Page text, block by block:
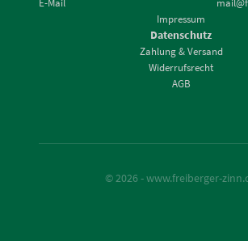
Impressum
Datenschutz
Zahlung & Versand
Widerrufsrecht
AGB
© 2026 - www.freiberger-